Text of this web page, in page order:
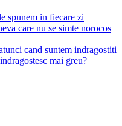
spunem in fiecare zi
care nu se simte norocos
cand suntem indragostiti
mai greu?